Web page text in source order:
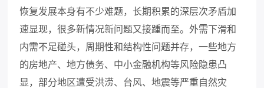
恢复发展本身有不少难题，长期积累的深层次矛盾加
速显现，很多新情况新问题又接踵而至。外需下滑和
内需不足碰头，周期性和结构性问题并存，一些地方
的房地产、地方债务、中小金融机构等风险隐患凸
显，部分地区遭受洪涝、台风、地震等严重自然灾